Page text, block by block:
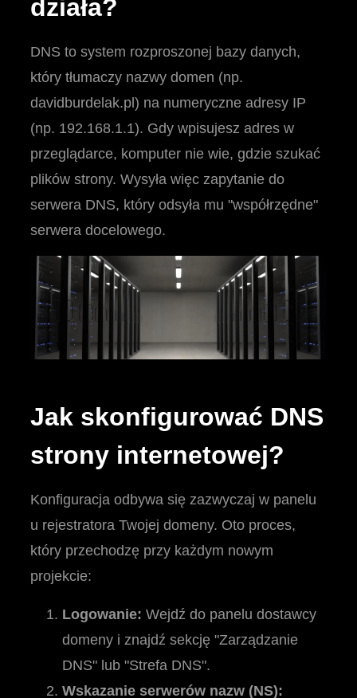
działa?
DNS to system rozproszonej bazy danych,
który tłumaczy nazwy domen (np.
davidburdelak.pl) na numeryczne adresy IP
(np. 192.168.1.1). Gdy wpisujesz adres w
przeglądarce, komputer nie wie, gdzie szukać
plików strony. Wysyła więc zapytanie do
serwera DNS, który odsyła mu "współrzędne"
serwera docelowego.
Jak skonfigurować DNS
strony internetowej?
Konfiguracja odbywa się zazwyczaj w panelu
u rejestratora Twojej domeny. Oto proces,
który przechodzę przy każdym nowym
projekcie:
Logowanie: Wejdź do panelu dostawcy
domeny i znajdź sekcję "Zarządzanie
DNS" lub "Strefa DNS".
Wskazanie serwerów nazw (NS):